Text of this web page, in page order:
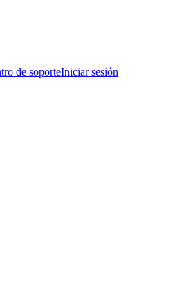
de soporteIniciar sesión